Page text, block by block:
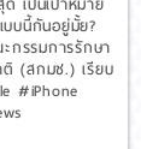
บนี้กันอยู่มั้ย?
รรมการรักษา
ติ (สกมช.) เรียบ
#iPhone